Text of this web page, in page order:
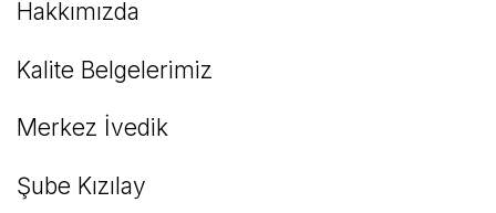
Hakkımızda
Kalite Belgelerimiz
Merkez İvedik
Şube Kızılay